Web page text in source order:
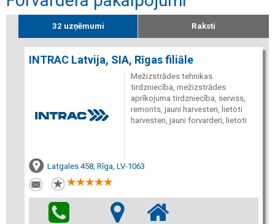
32 uzņēmumi Raksti
INTRAC Latvija, SIA, Rīgas filiāle
Mežizstrādes tehnikas
tirdzniecība, mežizstrādes
aprīkojuma tirdzniecība, serviss,
remonts, jauni harvesteri, lietoti
harvesteri, jauni forvarderi, lietoti
Latgales 458, Rīga, LV-1063